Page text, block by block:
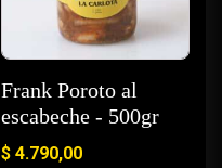
Frank Poroto al
escabeche - 500gr
$ 4.790,00